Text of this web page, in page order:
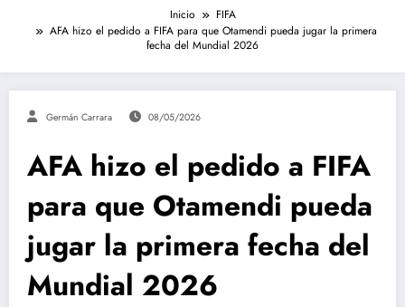
Inicio
FIFA
AFA hizo el pedido a FIFA para que Otamendi pueda jugar la primera
fecha del Mundial 2026
Germán Carrara 08/05/2026
AFA hizo el pedido a FIFA
para que Otamendi pueda
jugar la primera fecha del
Mundial 2026